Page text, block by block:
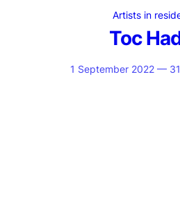
Artists in
Toc
1 September 2022 —